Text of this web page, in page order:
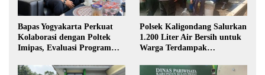
Bapas Yogyakarta Perkuat
Kolaborasi dengan Poltek
Imipas, Evaluasi Program
Polsek Kaligondang Salurkan
1.200 Liter Air Bersih untuk
Warga Terdampak